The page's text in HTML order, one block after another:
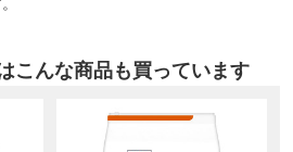
こんな商品も買っています